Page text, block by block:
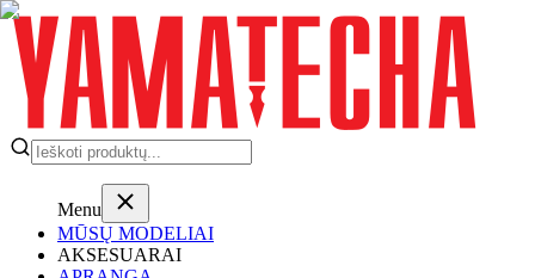
Menu
MŪSŲ MODELIAI
AKSESUARAI